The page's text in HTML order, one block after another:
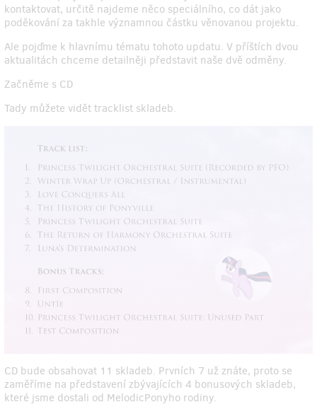
kontaktovat, určitě najdeme něco speciálního, co dát jako
poděkování za takhle významnou částku věnovanou projektu.
Ale pojďme k hlavnímu tématu tohoto updatu. V příštích dvou
aktualitách chceme detailněji představit naše dvě odměny.
Začněme s CD
Tady můžete vidět tracklist skladeb.
CD bude obsahovat 11 skladeb. Prvních 7 už znáte, proto se
zaměříme na představení zbývajících 4 bonusových skladeb,
které jsme dostali od MelodicPonyho rodiny.